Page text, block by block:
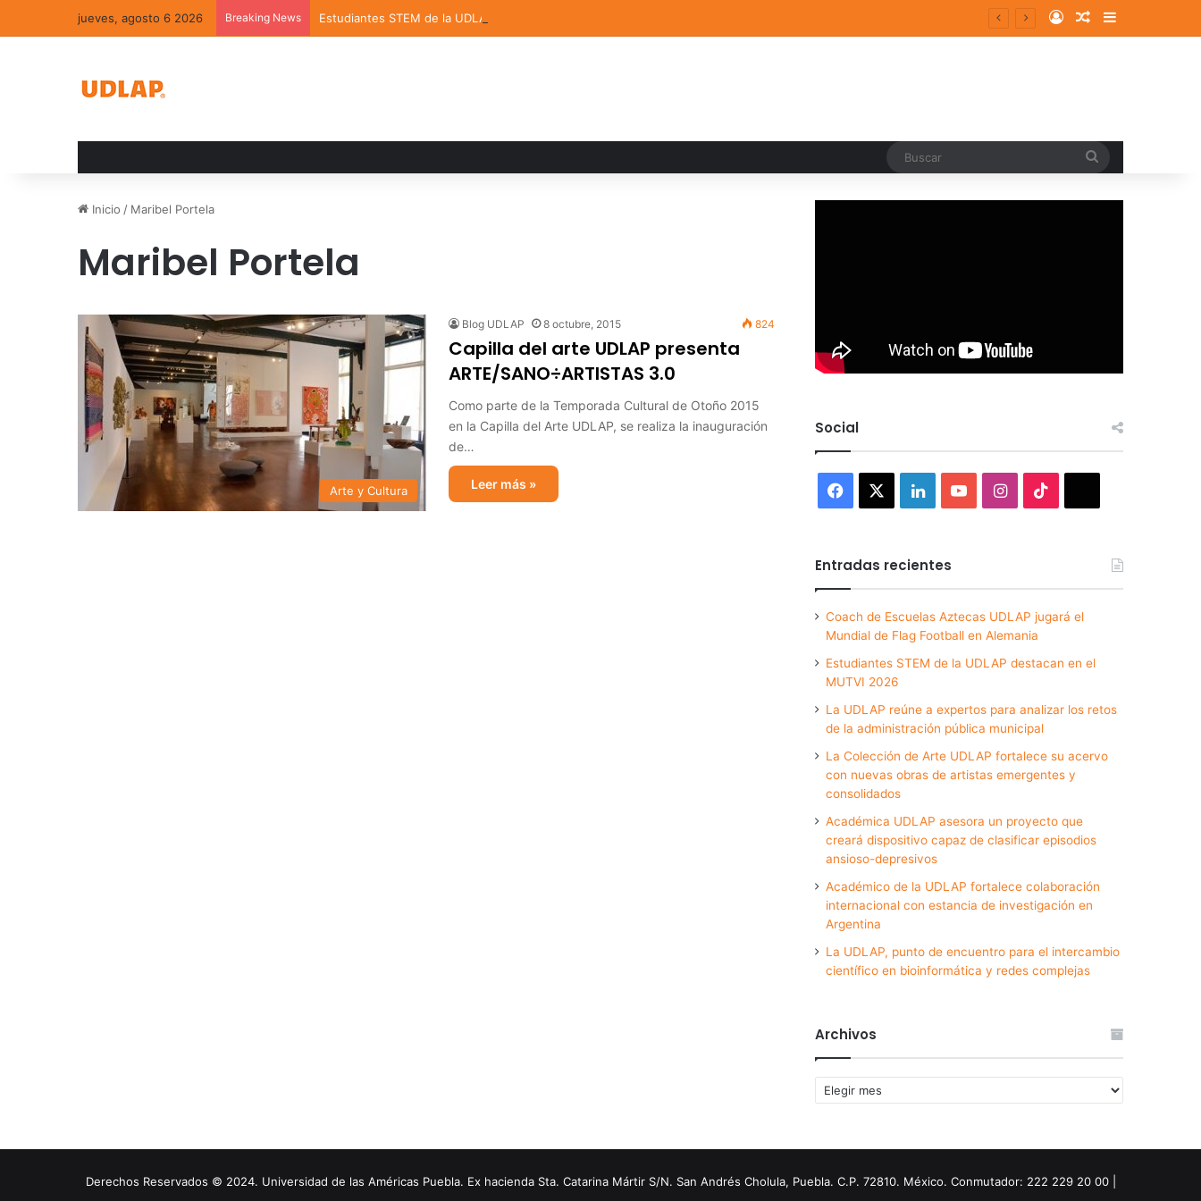
jueves, agosto 6 2026 Breaking News Estudiantes STEM de la UDLAP destacan en el MUTVI 2026 Log InRandom Article
Sidebar
Inicio / Maribel Portela
Maribel Portela
Arte y Cultura
Blog UDLAP 8 octubre, 2015 824
Capilla del arte UDLAP presenta
ARTE/SANO÷ARTISTAS 3.0
Como parte de la Temporada Cultural de Otoño 2015
en la Capilla del Arte UDLAP, se realiza la inauguración
de…
Leer más »
Social
Facebook LinkedInYouTubeInstagram
Entradas recientes
Coach de Escuelas Aztecas UDLAP jugará el
Mundial de Flag Football en Alemania
Estudiantes STEM de la UDLAP destacan en el
MUTVI 2026
La UDLAP reúne a expertos para analizar los retos
de la administración pública municipal
La Colección de Arte UDLAP fortalece su acervo
con nuevas obras de artistas emergentes y
consolidados
Académica UDLAP asesora un proyecto que
creará dispositivo capaz de clasificar episodios
ansioso-depresivos
Académico de la UDLAP fortalece colaboración
internacional con estancia de investigación en
Argentina
La UDLAP, punto de encuentro para el intercambio
científico en bioinformática y redes complejas
Archivos
Archivos
Derechos Reservados © 2024. Universidad de las Américas Puebla. Ex hacienda Sta. Catarina Mártir S/N. San Andrés Cholula, Puebla. C.P. 72810. México. Conmutador: 222 229 20 00 |